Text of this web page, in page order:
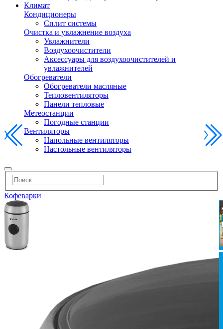
Климат
Кондиционеры
Сплит системы
Очистка и увлажнение воздуха
Увлажнители
Воздухоочистители
Аксессуары для воздухоочистителей и
увлажнителей
Обогреватели
Обогреватели масляные
Тепловентиляторы
Панели тепловые
Метеостанции
Погодные станции
Вентиляторы
Напольные вентиляторы
Настольные вентиляторы
Кофеварки